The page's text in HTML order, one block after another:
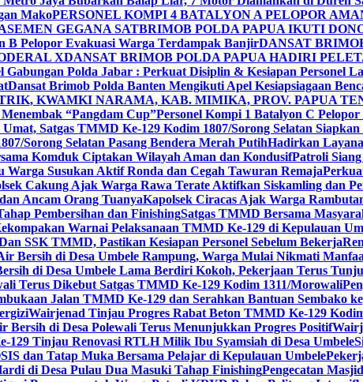
MakoPERSONEL KOMPI 4 BATALYON A PELOPOR
GEGANA SATBRIMOB POLDA PAPUA IKUTI
B Pelopor Evakuasi Warga Terdampak BanjirDANSAT
XDANSAT BRIMOB POLDA PAPUA HADIRI
Polda Jabar : Perkuat Disiplin & Kesiapan Personel
Dansat Brimob Polda Banten Mengikuti Apel Kesiapsiagaan
KWAMKI NARAMA, KAB. MIMIKA, PROV. PAPUA
“Pangdam Cup”Personel Kompi 1 Batalyon C
Satgas TMMD Ke-129 Kodim 1807/Sorong Selatan
Sorong Selatan Pasang Bendera Merah PutihHadirkan
Komduk Ciptakan Wilayah Aman dan KondusifPatroli
Susukan Aktif Ronda dan Cegah Tawuran Remaja
Cakung Ajak Warga Rawa Terate Aktifkan Siskamling dan
Ancam Orang TuanyaKapolsek Ciracas Ajak Warga
Pembersihan dan FinishingSatgas TMMD Bersama
Warnai Pelaksanaan TMMD Ke-129 di Kepulauan
SSK TMMD, Pastikan Kesiapan Personel Sebelum Bekerja
Bersih di Desa Umbele Rampung, Warga Mulai Nikmati
di Desa Umbele Lama Berdiri Kokoh, Pekerjaan Terus
Terus Dikebut Satgas TMMD Ke-129 Kodim 1311/Morowali
Jalan TMMD Ke-129 dan Serahkan Bantuan Sembako
Wairjenad Tinjau Progres Rabat Beton TMMD Ke-129
Bersih di Desa Polewali Terus Menunjukkan Progres Positif
129 Tinjau Renovasi RTLH Milik Ibu Syamsiah di Desa Umbele
dan Tatap Muka Bersama Pelajar di Kepulauan Umbele
di Desa Pulau Dua Masuki Tahap FinishingPengecatan